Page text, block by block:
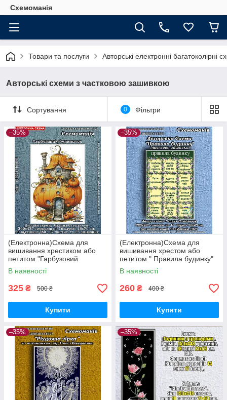
Схемоманія
Товари та послуги Авторські електронні
Авторські схеми з частковою зашивкою
Сортування 0 Фільтри
–35%
(Електронна)Схема для
вишивання хрестиком або
петитом:"Гарбузовий
будиночок."
В наявності
325 ₴ 500 ₴
Купити
–35%
(Електронна)Схема для
вишивання хрестом або
петитом:" Правила будинку"
В наявності
260 ₴ 400 ₴
Купити
–35% –35%